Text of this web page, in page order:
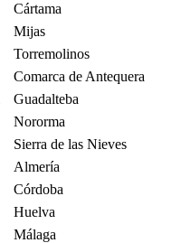
Cártama
Mijas
Torremolinos
Comarca de Antequera
Guadalteba
Nororma
Sierra de las Nieves
Almería
Córdoba
Huelva
Málaga